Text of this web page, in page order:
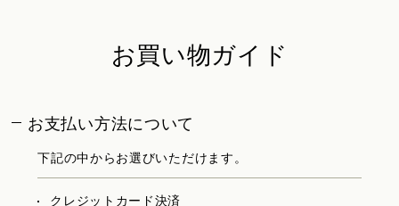
お買い物ガイド
お支払い方法について
下記の中からお選びいただけます。
クレジットカード決済